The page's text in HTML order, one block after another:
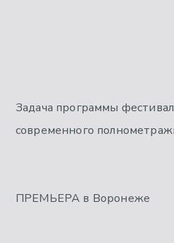
Задача программы
современного
ПРЕМЬЕРА в Воронеже